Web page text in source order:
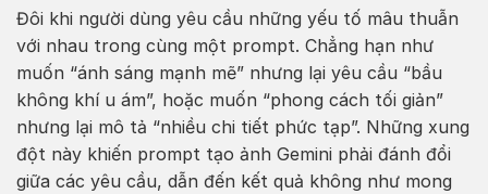
Đôi khi người dùng yêu cầu những yếu tố mâu thuẫn
với nhau trong cùng một prompt. Chẳng hạn như
muốn “ánh sáng mạnh mẽ” nhưng lại yêu cầu “bầu
không khí u ám”, hoặc muốn “phong cách tối giản”
nhưng lại mô tả “nhiều chi tiết phức tạp”. Những xung
đột này khiến prompt tạo ảnh Gemini phải đánh đổi
giữa các yêu cầu, dẫn đến kết quả không như mong